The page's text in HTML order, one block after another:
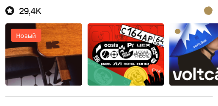
29,4K
Новый